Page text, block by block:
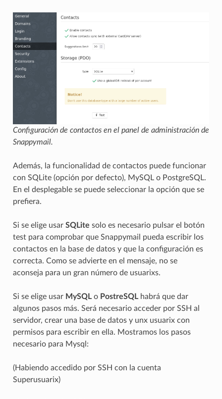
Configuración de contactos en el panel de administración de
Snappymail.
Además, la funcionalidad de contactos puede funcionar
con SQLite (opción por defecto), MySQL o PostgreSQL.
En el desplegable se puede seleccionar la opción que se
prefiera.
Si se elige usar SQLite solo es necesario pulsar el botón
test para comprobar que Snappymail pueda escribir los
contactos en la base de datos y que la configuración es
correcta. Como se advierte en el mensaje, no se
aconseja para un gran número de usuarixs.
Si se elige usar MySQLo PostreSQLhabrá que dar
algunos pasos más. Será necesario acceder por SSH al
servidor, crear una base de datos y unx usuarix con
permisos para escribir en ella. Mostramos los pasos
necesario para Mysql:
(Habiendo accedido por SSH con la cuenta
Superusuarix)